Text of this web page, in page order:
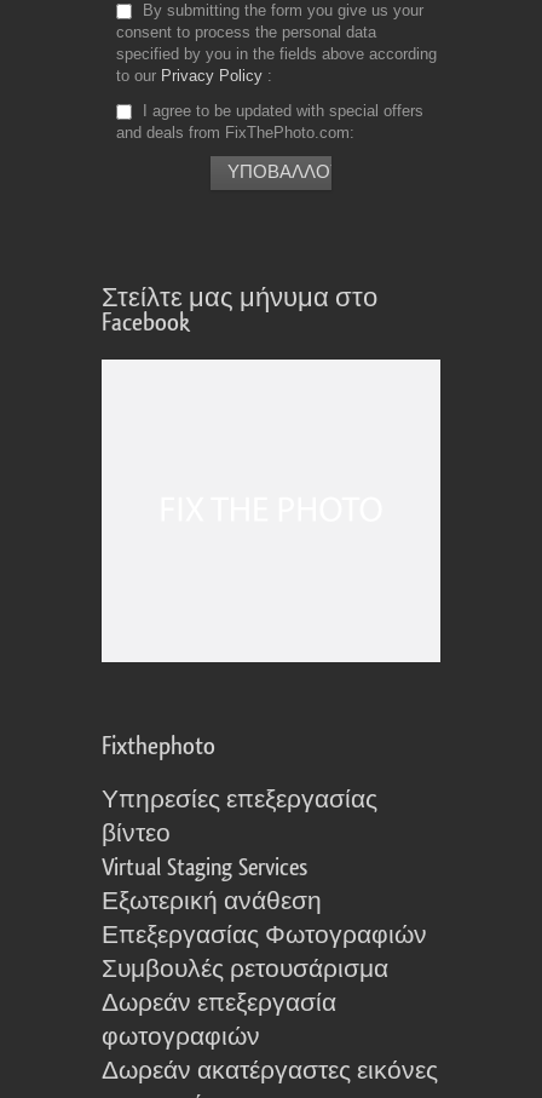
By submitting the form you give us your
consent to process the personal data
specified by you in the fields above according
to our Privacy Policy
I agree to be updated with special offers
and deals from FixThePhoto.com
Στείλτε μας μήνυμα στο
Facebook
Fixthephoto
Υπηρεσίες επεξεργασίας
βίντεο
Virtual Staging Services
Εξωτερική ανάθεση
Επεξεργασίας Φωτογραφιών
Συμβουλές ρετουσάρισμα
Δωρεάν επεξεργασία
φωτογραφιών
Δωρεάν ακατέργαστες εικόνες